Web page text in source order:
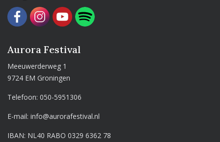
Aurora Festival
Meeuwerderweg 1
9724 EM Groningen
Telefoon:050-5951306
E-mail:info@aurorafestival.nl
IBAN: NL40 RABO 0329 6362 78